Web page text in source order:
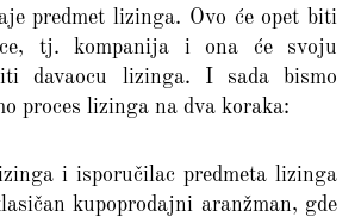
predmet lizinga. Ovo će opet biti
tj. kompanija i ona će svoju
davaocu lizinga. I sada bismo
proces lizinga na dva koraka:
i isporučilac predmeta lizinga
kupoprodajni aranžman, gde